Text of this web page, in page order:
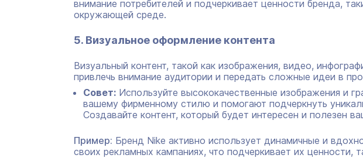
внимание потребителей и подчеркивает ценности бренда,
окружающей среде.
5. Визуальное оформление контента
Визуальный контент, такой как изображения, видео,
привлечь внимание аудитории и передать сложные идеи в
Совет: Используйте высококачественные изображения и
вашему фирменному стилю и помогают подчеркнуть
Создавайте контент, который будет интересен и полезен
Пример: Бренд Nike активно использует динамичные и
своих рекламных кампаниях, что подчеркивает их ценности,